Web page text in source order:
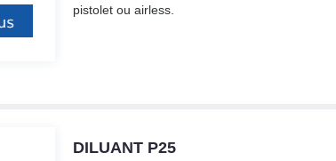
pistolet ou airless.
DILUANT P25